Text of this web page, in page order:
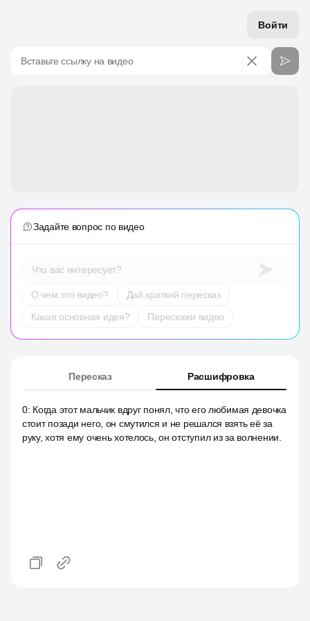
Войти
Вставьте ссылку на видео
Задайте вопрос по видео
Что вас интересует?
О чем это видео?
Дай краткий пересказ
Какая основная идея?
Перескажи видео
Пересказ Расшифровка
0: Когда этот мальчик вдруг понял, что его любимая девочка
стоит позади него, он смутился и не решался взять её за
руку, хотя ему очень хотелось, он отступил из за волнении.